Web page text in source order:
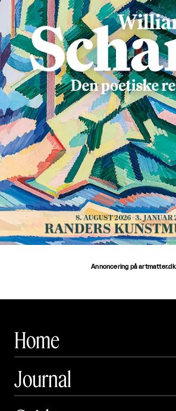
Annoncering på artmatter.dk
Home
Journal